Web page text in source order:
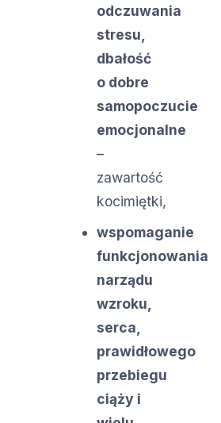
odczuwania
stresu,
dbałość
o dobre
samopoczucie
emocjonalne
–
zawartość
kocimiętki,
wspomaganie
funkcjonowania
narządu
wzroku,
serca,
prawidłowego
przebiegu
ciąży i